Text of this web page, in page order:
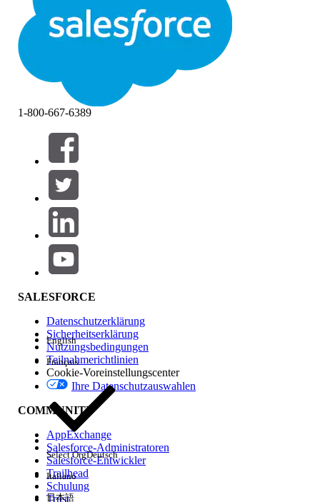
Filtern nach (0)
FILTER AUSWÄHLEN
Produktbereich
Auswirkungen auf Funktionen
Edition
Erfahrung
1-800-667-6389
SALESFORCE
Datenschutzerklärung
Sicherheitserklärung
Nutzungsbedingungen
Teilnahmerichtlinien
Cookie-Voreinstellungscenter
Ihre Datenschutzauswahlen
COMMUNITY
AppExchange
Salesforce-Administratoren
Salesforce-Entwickler
Trailhead
Schulung
Trust
English
Français
Select OrgDeutsch
Italiano
日本語